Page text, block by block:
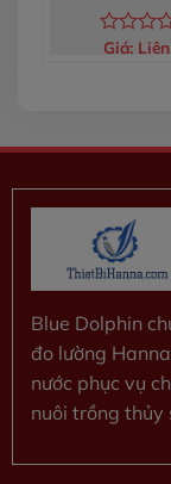
Được
sao
Giá:
Blue Dolphin
đo lường
nước phục vụ
nuôi trồng thủy